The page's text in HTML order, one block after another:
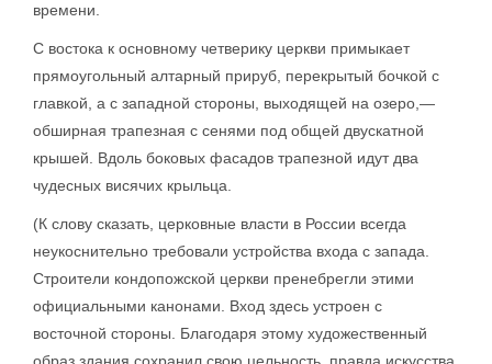
времени.
С востока к основному четверику церкви примыкает
прямоугольный алтарный прируб, перекрытый бочкой с
главкой, а с западной стороны, выходящей на озеро,—
обширная трапезная с сенями под общей двускатной
крышей. Вдоль боковых фасадов трапезной идут два
чудесных висячих крыльца.
(К слову сказать, церковные власти в России всегда
неукоснительно требовали устройства входа с запада.
Строители кондопожской церкви пренебрегли этими
официальными канонами. Вход здесь устроен с
восточной стороны. Благодаря этому художественный